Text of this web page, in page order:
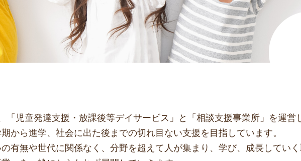
「児童発達支援・放課後等デイサービス」と「相談支援事業所」を運営
から進学、社会に出た後までの切れ目ない支援を目指しています。
有無や世代に関係なく、分野を超えて人が集まり、学び、成長してい